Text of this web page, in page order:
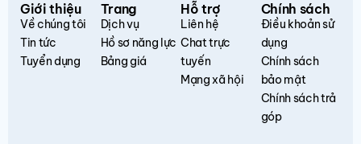
Giới thiệu
Về chúng tôi
Tin tức
Tuyển dụng
Trang
Dịch vụ
Hồ sơ năng lực
Bảng giá
Hỗ trợ
Liên hệ
Chat trực
tuyến
Mạng xã hội
Chính sách
Điều khoản sử
dụng
Chính sách
bảo mật
Chính sách trả
góp